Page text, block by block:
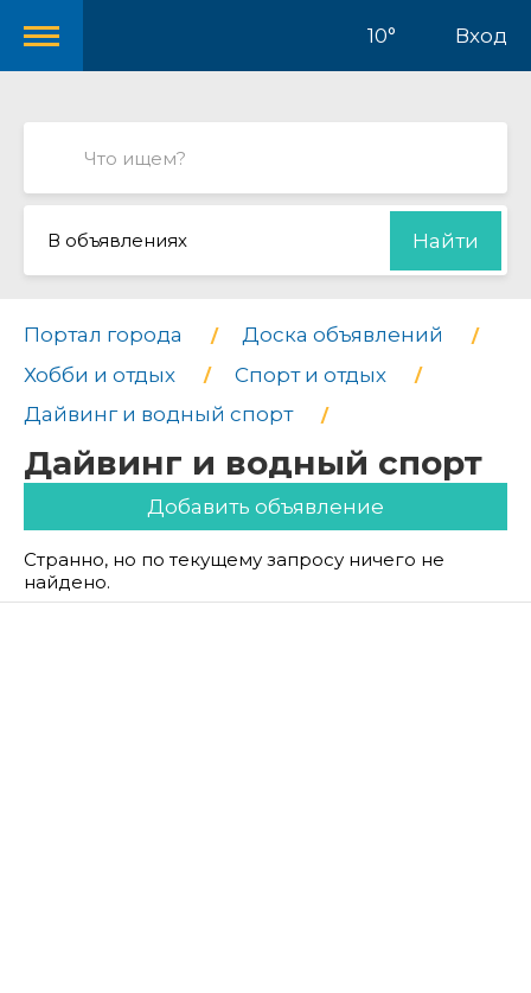
10° Вход
В объявлениях Найти
Портал города
Доска объявлений
Хобби и отдых
Спорт и отдых
Дайвинг и водный спорт
Дайвинг и водный спорт
Добавить объявление
Странно, но по текущему запросу ничего не
найдено.